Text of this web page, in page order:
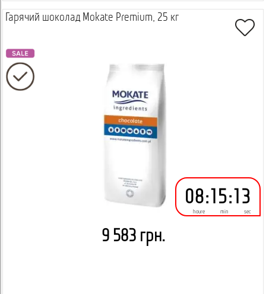
Гарячий шоколад Mokate Premium, 25 кг
08
houre
: 15
min
: 12
sec
9 583 грн.